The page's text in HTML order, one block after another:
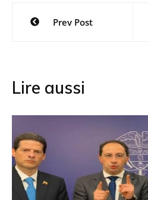
Navigation
Prev Post
Lire aussi